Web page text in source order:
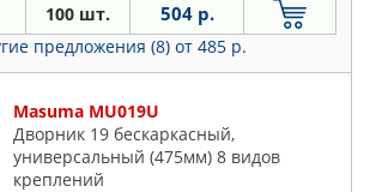
100 шт. 504 р.
предложения (8) от 485 р.
Masuma MU019U
Дворник 19 бескаркасный,
универсальный (475мм) 8 видов
креплений